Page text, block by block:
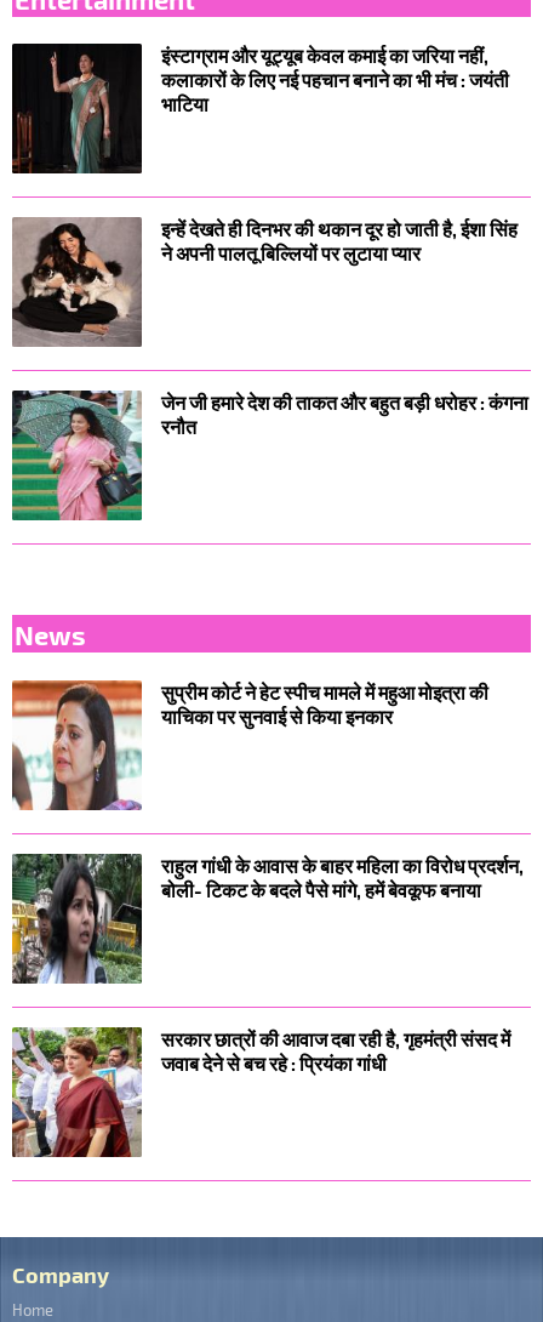
इंस्टाग्राम और यूट्यूब केवल कमाई का जरिया नहीं,
कलाकारों के लिए नई पहचान बनाने का भी मंच : जयंती
भाटिया
इन्हें देखते ही दिनभर की थकान दूर हो जाती है, ईशा सिंह
ने अपनी पालतू बिल्लियों पर लुटाया प्यार
जेन जी हमारे देश की ताकत और बहुत बड़ी धरोहर : कंगना
रनौत
News
सुप्रीम कोर्ट ने हेट स्पीच मामले में महुआ मोइत्रा की
याचिका पर सुनवाई से किया इनकार
राहुल गांधी के आवास के बाहर महिला का विरोध प्रदर्शन,
बोली- टिकट के बदले पैसे मांगे, हमें बेवकूफ बनाया
सरकार छात्रों की आवाज दबा रही है, गृहमंत्री संसद में
जवाब देने से बच रहे : प्रियंका गांधी
Company
Home